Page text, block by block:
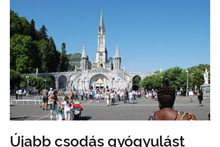
Újabb csodás gyógyulást